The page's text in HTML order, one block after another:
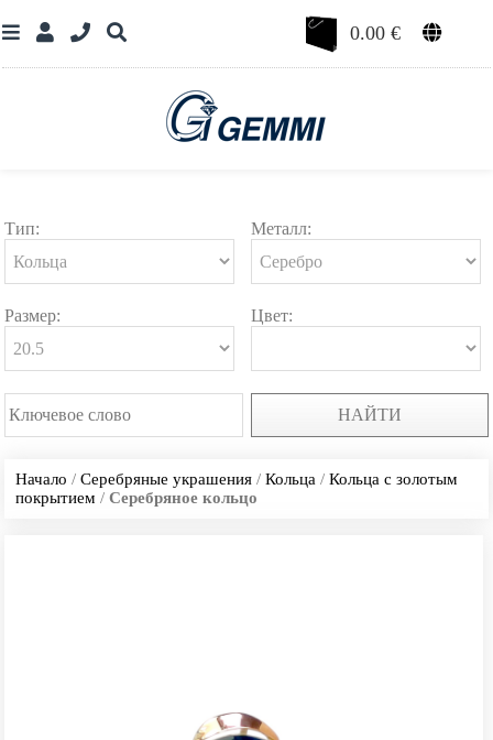
0.00€
Тип: Металл:
Размер: Цвет:
НАЙТИ
Начало /Серебряные украшения /Кольца /Кольца с золотым
покрытием /Серебряное кольцо